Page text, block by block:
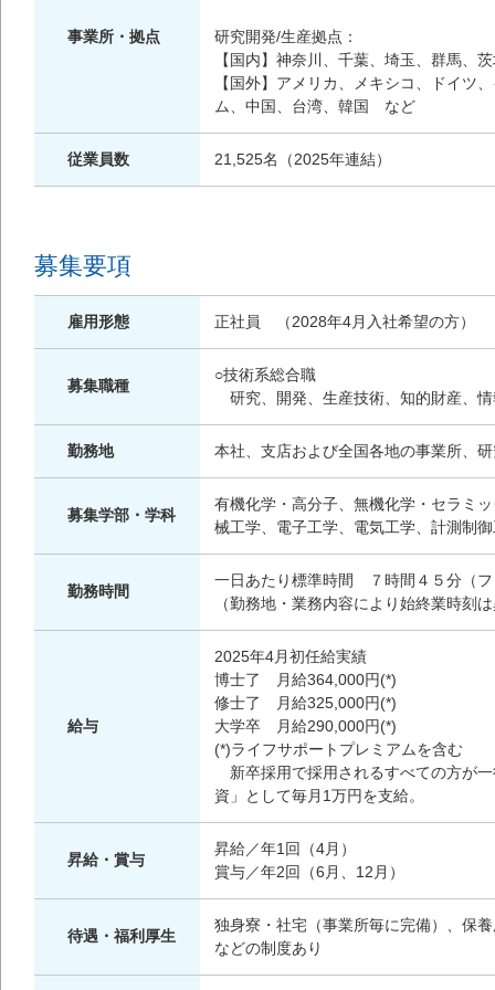
事業所・拠点
研究開発/生産拠点：
【国内】神奈川、千葉、埼玉、群馬
【国外】アメリカ、メキシコ、ドイツ
ム、中国、台湾、韓国 など
従業員数 21,525名（2025年連結）
募集要項
雇用形態 正社員 （2028年4月入社希望の方）
募集職種
○技術系総合職
研究、開発、生産技術、知的財産、
勤務地 本社、支店および全国各地の事業所、
募集学部・学科
有機化学・高分子、無機化学・セラミ
械工学、電子工学、電気工学、計測制
勤務時間
一日あたり標準時間 ７時間４５分（
（勤務地・業務内容により始終業時刻
給与
2025年4月初任給実績
博士了 月給364,000円(*)
修士了 月給325,000円(*)
大学卒 月給290,000円(*)
(*)ライフサポートプレミアムを含む
新卒採用で採用されるすべての方が
資」として毎月1万円を支給。
昇給・賞与
昇給／年1回（4月）
賞与／年2回（6月、12月）
待遇・福利厚生
独身寮・社宅（事業所毎に完備）、保
などの制度あり